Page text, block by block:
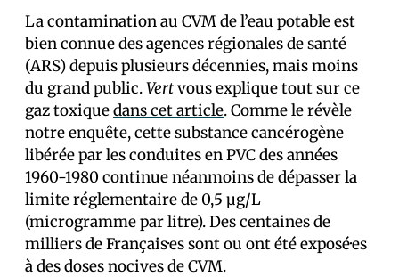
La contamination au CVM de l’eau potable est
bien connue des agences régionales de santé
(ARS) depuis plusieurs décennies, mais moins
du grand public.Vertvous explique tout sur ce
gaz toxiquedans cet article. Comme le révèle
notre enquête, cette substance cancérogène
libérée par les conduites en PVC des années
1960-1980 continue néanmoins de dépasser la
limite réglementaire de 0,5 μg/L
(microgramme par litre). Des centaines de
milliers de Français·es sont ou ont été exposé·es
à des doses nocives de CVM.